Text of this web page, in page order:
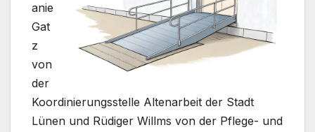
anie
Gat
z
von
der
Koordinierungsstelle Altenarbeit der Stadt
Lünen und Rüdiger Willms von der Pflege- und